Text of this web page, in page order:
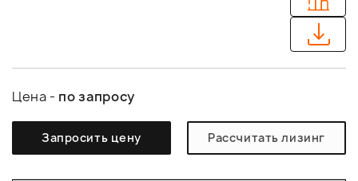
Цена - по запросу
Запросить цену Рассчитать лизинг